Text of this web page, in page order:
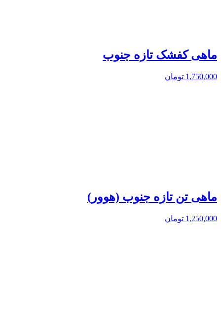
ماهی کفشک تازه جنوب
1,750,000 تومان
ماهی تن تازه جنوب (هوور)
1,250,000 تومان